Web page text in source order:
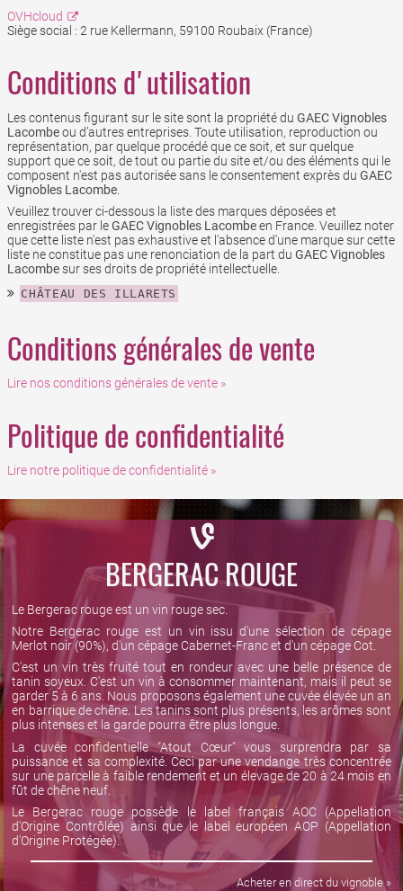
OVHcloud
Siège social : 2 rue Kellermann, 59100 Roubaix (France)
Conditions d'utilisation
Les contenus figurant sur le site sont la propriété du GAEC Vignobles
Lacombeou d’autres entreprises. Toute utilisation, reproduction ou
représentation, par quelque procédé que ce soit, et sur quelque
support que ce soit, de tout ou partie du site et/ou des éléments qui le
composent n'est pas autorisée sans le consentement exprès du GAEC
Vignobles Lacombe
Veuillez trouver ci-dessous la liste des marques déposées et
enregistrées par leGAEC Vignobles Lacombeen France. Veuillez noter
que cette liste n'est pas exhaustive et l'absence d'une marque sur cette
liste ne constitue pas une renonciation de la part du GAEC Vignobles
Lacombe sur ses droits de propriété intellectuelle.
CHÂTEAU DES ILLARETS
Conditions générales de vente
Lire nos conditions générales de vente »
Politique de confidentialité
Lire notre politique de confidentialité »
BERGERAC ROUGE
Le Bergerac rouge est un vin rouge sec.
Notre Bergerac rouge est un vin issu d'une sélection de cépage
Merlot noir (90%), d'un cépage Cabernet-Franc et d'un cépage Cot.
C'est un vin très fruité tout en rondeur avec une belle présence de
tanin soyeux. C'est un vin à consommer maintenant, mais il peut se
garder 5 à 6 ans. Nous proposons également une cuvée élevée un an
en barrique de chêne. Les tanins sont plus présents, les arômes sont
plus intenses et la garde pourra être plus longue.
La cuvée confidentielle "Atout Cœur" vous surprendra par sa
puissance et sa complexité. Ceci par une vendange très concentrée
sur une parcelle à faible rendement et un élevage de 20 à 24 mois en
fût de chêne neuf.
Le Bergerac rouge possède le label français AOC (Appellation
d'Origine Contrôlée) ainsi que le label européen AOP (Appellation
d'Origine Protégée).
Acheter en direct du vignoble »